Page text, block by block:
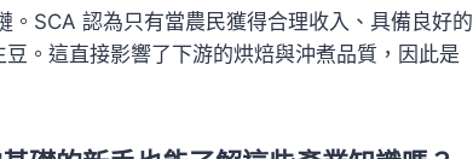
SCA 認為只有當農民獲得合理收入、具備良好的
。這直接影響了下游的烘焙與沖煮品質，因此是